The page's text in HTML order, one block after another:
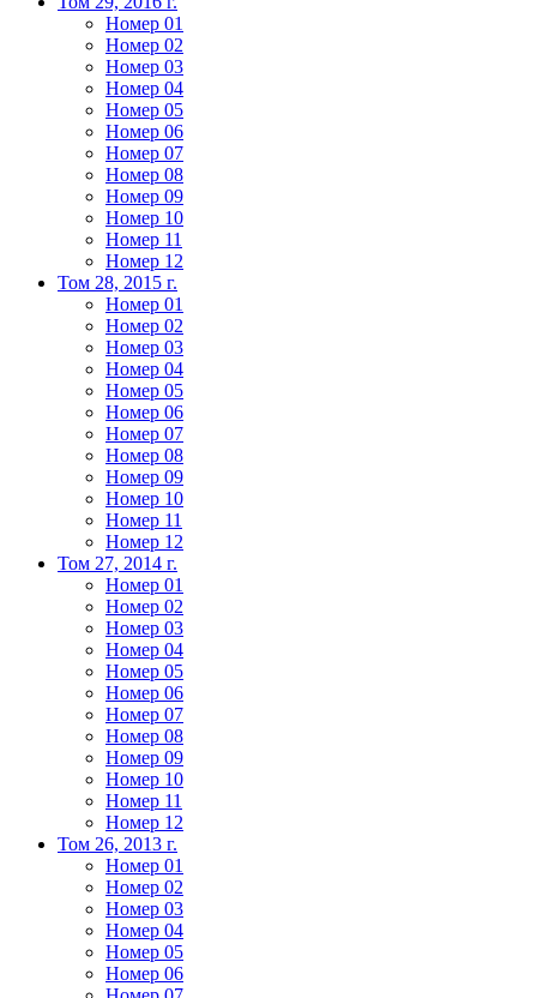
Номер 01
Номер 02
Номер 03
Номер 04
Номер 05
Номер 06
Номер 07
Номер 08
Номер 09
Номер 10
Номер 11
Номер 12
Том 28, 2015 г.
Номер 01
Номер 02
Номер 03
Номер 04
Номер 05
Номер 06
Номер 07
Номер 08
Номер 09
Номер 10
Номер 11
Номер 12
Том 27, 2014 г.
Номер 01
Номер 02
Номер 03
Номер 04
Номер 05
Номер 06
Номер 07
Номер 08
Номер 09
Номер 10
Номер 11
Номер 12
Том 26, 2013 г.
Номер 01
Номер 02
Номер 03
Номер 04
Номер 05
Номер 06